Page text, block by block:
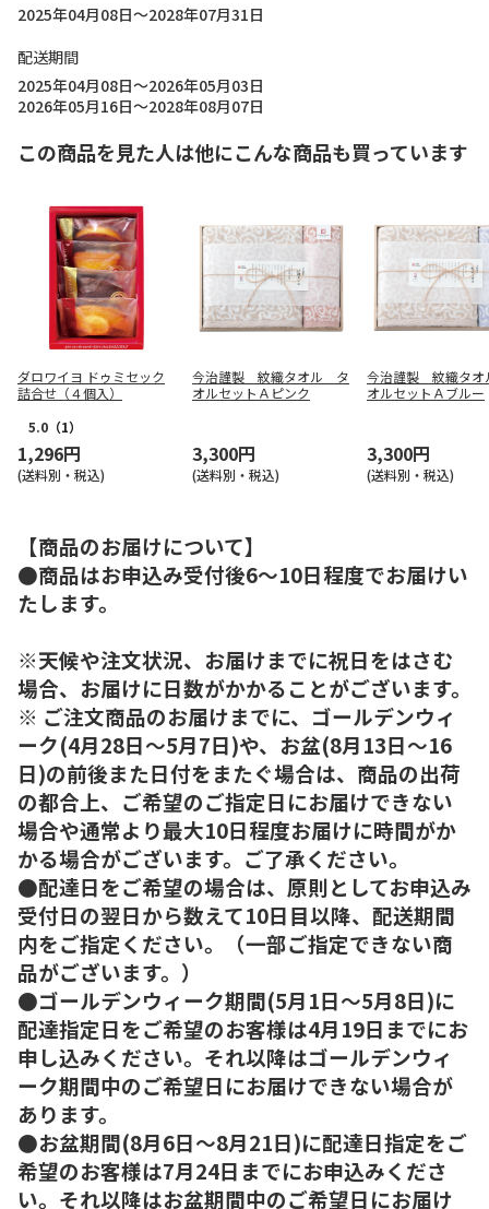
2025年04月08日～2028年07月31日
配送期間
2025年04月08日～2026年05月03日
2026年05月16日～2028年08月07日
この商品を見た人は他にこんな商品も買っています
ダロワイヨ ドゥミセック
詰合せ（４個入）
5.0 （1）
1,296円
(送料別・税込)
今治謹製 紋織タオル タ
オルセットＡピンク
3,300円
(送料別・税込)
今治謹製 紋織タ
オルセットＡブルー
3,300円
(送料別・税込)
【商品のお届けについて】
●商品はお申込み受付後6～10日程度でお届けい
たします。
※天候や注文状況、お届けまでに祝日をはさむ
場合、お届けに日数がかかることがございます。
※ ご注文商品のお届けまでに、ゴールデンウィ
ーク(4月28日～5月7日)や、お盆(8月13日～16
日)の前後また日付をまたぐ場合は、商品の出荷
の都合上、ご希望のご指定日にお届けできない
場合や通常より最大10日程度お届けに時間がか
かる場合がございます。ご了承ください。
●配達日をご希望の場合は、原則としてお申込み
受付日の翌日から数えて10日目以降、配送期間
内をご指定ください。（一部ご指定できない商
品がございます。）
●ゴールデンウィーク期間(5月1日～5月8日)に
配達指定日をご希望のお客様は4月19日までにお
申し込みください。それ以降はゴールデンウィ
ーク期間中のご希望日にお届けできない場合が
あります。
●お盆期間(8月6日～8月21日)に配達日指定をご
希望のお客様は7月24日までにお申込みくださ
い。それ以降はお盆期間中のご希望日にお届け